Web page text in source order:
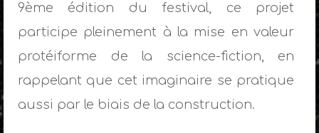
9ème édition du festival, ce projet
participe pleinement à la mise en valeur
protéiforme de la science-fiction, en
rappelant que cet imaginaire se pratique
aussi par le biais de la construction.